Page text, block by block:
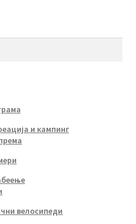
и кампинг
велосипеди